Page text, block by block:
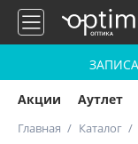
Акции Аутлет
Главная Каталог